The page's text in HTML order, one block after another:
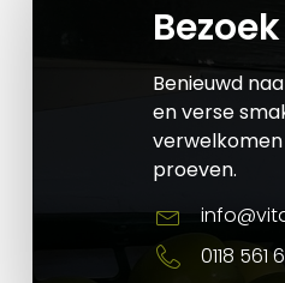
Benieuwd
en verse
proeven.
0118 561